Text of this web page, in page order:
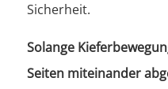
Sicherheit.
Solange
Seiten miteinander